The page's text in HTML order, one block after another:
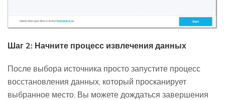
Шаг 2: Начните процесс извлечения данных
После выбора источника просто запустите процесс
восстановления данных, который просканирует
выбранное место. Вы можете дождаться завершения